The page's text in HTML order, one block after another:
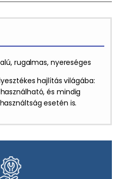
rugalmas, nyereséges
hajlítás világába:
és mindig
esetén is.